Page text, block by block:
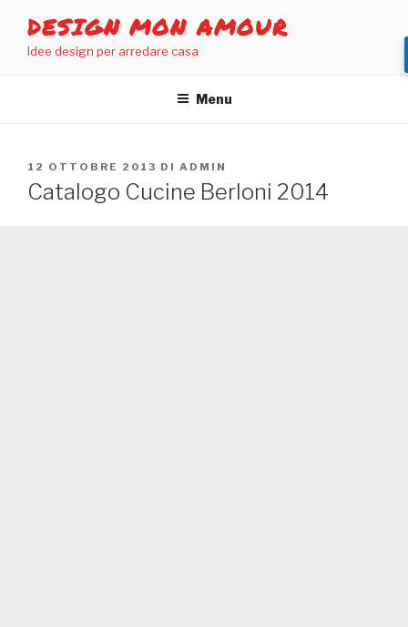
contenuto
DESIGN MON AMOUR
Idee design per arredare casa
Menu
PUBBLICATO
IL
12 OTTOBRE 2013 DI ADMIN
Catalogo Cucine Berloni 2014